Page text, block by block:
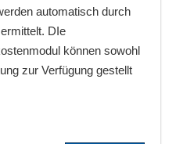
automatisch durch
DIe
können sowohl
zur Verfügung gestellt